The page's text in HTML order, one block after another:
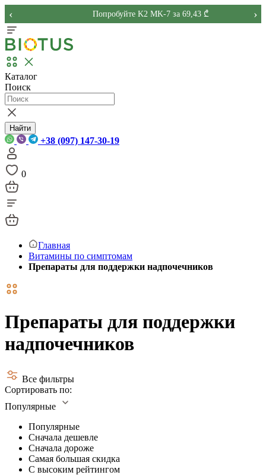
Попробуйте K2 MK-7 за 69,43 ₾
‹ ›
Каталог
Поиск
Найти
+38 (097) 147-30-19
0
Главная
Витамины по симптомам
Препараты для поддержки надпочечников
Препараты для поддержки
надпочечников
Все фильтры
Сортировать по:
Популярные
Популярные
Сначала дешевле
Сначала дороже
Самая большая скидка
С высоким рейтингом